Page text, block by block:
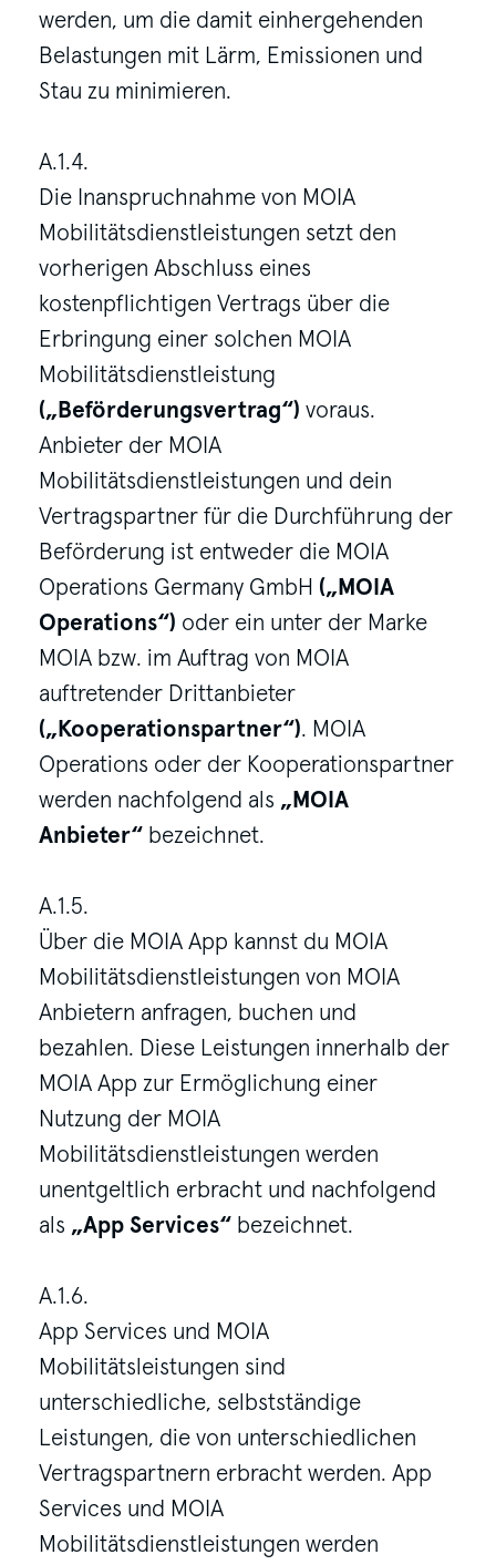
werden, um die damit einhergehenden
Belastungen mit Lärm, Emissionen und
Stau zu minimieren.
A.1.4.
Die Inanspruchnahme von MOIA
Mobilitätsdienstleistungen setzt den
vorherigen Abschluss eines
kostenpflichtigen Vertrags über die
Erbringung einer solchen MOIA
Mobilitätsdienstleistung
(„Beförderungsvertrag“) voraus.
Anbieter der MOIA
Mobilitätsdienstleistungen und dein
Vertragspartner für die Durchführung der
Beförderung ist entweder die MOIA
Operations Germany GmbH („MOIA
Operations“) oder ein unter der Marke
MOIA bzw. im Auftrag von MOIA
auftretender Drittanbieter
(„Kooperationspartner“). MOIA
Operations oder der Kooperationspartner
werden nachfolgend als „MOIA
Anbieter“ bezeichnet.
A.1.5.
Über die MOIA App kannst du MOIA
Mobilitätsdienstleistungen von MOIA
Anbietern anfragen, buchen und
bezahlen. Diese Leistungen innerhalb der
MOIA App zur Ermöglichung einer
Nutzung der MOIA
Mobilitätsdienstleistungen werden
unentgeltlich erbracht und nachfolgend
als „App Services“ bezeichnet.
A.1.6.
App Services und MOIA
Mobilitätsleistungen sind
unterschiedliche, selbstständige
Leistungen, die von unterschiedlichen
Vertragspartnern erbracht werden. App
Services und MOIA
Mobilitätsdienstleistungen werden